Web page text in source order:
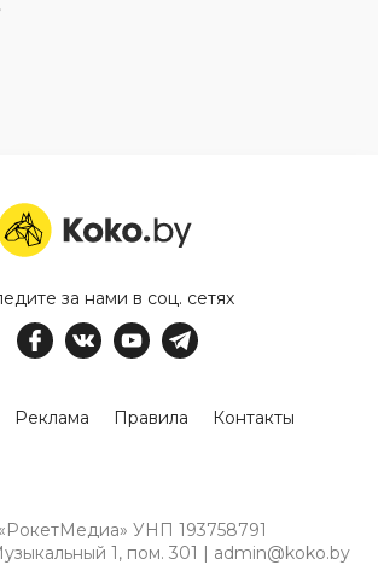
за нами в соц. сетях
Реклама Правила Контакты
УНП 193758791
1, пом. 301 | admin@koko.by